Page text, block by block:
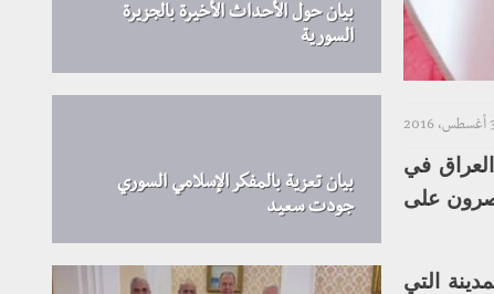
2016
في
على
التي
بيان حول الأحداث الأخيرة بالجزيرة
السورية
بيان تعزية بالمفكر الإسلامي السوري
جودت سعيد